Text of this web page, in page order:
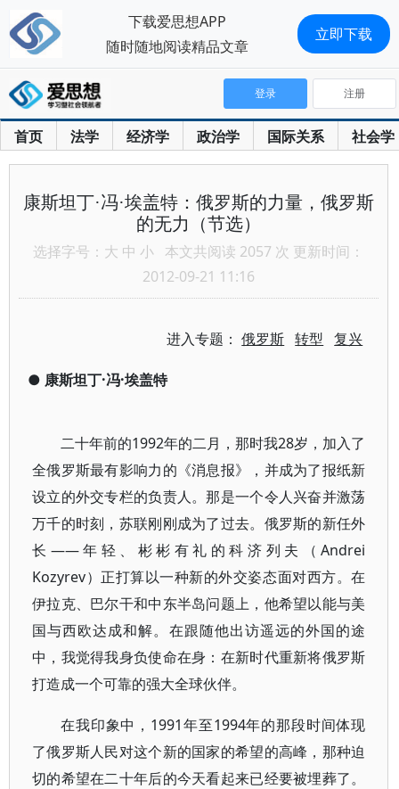
首页 法学 经济学 政治学 国际关系 社会学
登录 注册
康斯坦丁·冯·埃盖特：俄罗斯的力量，俄罗斯
的无力（节选）
选择字号： 大 中 小 本文共阅读 2057 次 更新时间：
2012-09-21 11:16
进入专题：俄罗斯 转型 复兴
● 康斯坦丁·冯·埃盖特
二十年前的1992年的二月，那时我28岁，加入了
全俄罗斯最有影响力的《消息报》，并成为了报纸新
设立的外交专栏的负责人。那是一个令人兴奋并激荡
万千的时刻，苏联刚刚成为了过去。俄罗斯的新任外
长——年轻、彬彬有礼的科济列夫（Andrei
Kozyrev）正打算以一种新的外交姿态面对西方。在
伊拉克、巴尔干和中东半岛问题上，他希望以能与美
国与西欧达成和解。在跟随他出访遥远的外国的途
中，我觉得我身负使命在身：在新时代重新将俄罗斯
打造成一个可靠的强大全球伙伴。
在我印象中，1991年至1994年的那段时间体现
了俄罗斯人民对这个新的国家的希望的高峰，那种迫
切的希望在二十年后的今天看起来已经要被埋葬了。
下载爱思想APP
随时随地阅读精品文章
立即下载